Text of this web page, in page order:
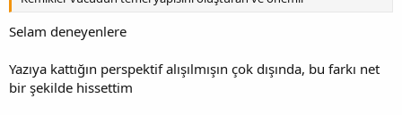
Selam deneyenlere
Yazıya kattığın perspektif alışılmışın çok dışında, bu farkı net
bir şekilde hissettim